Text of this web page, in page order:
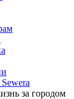
за городом